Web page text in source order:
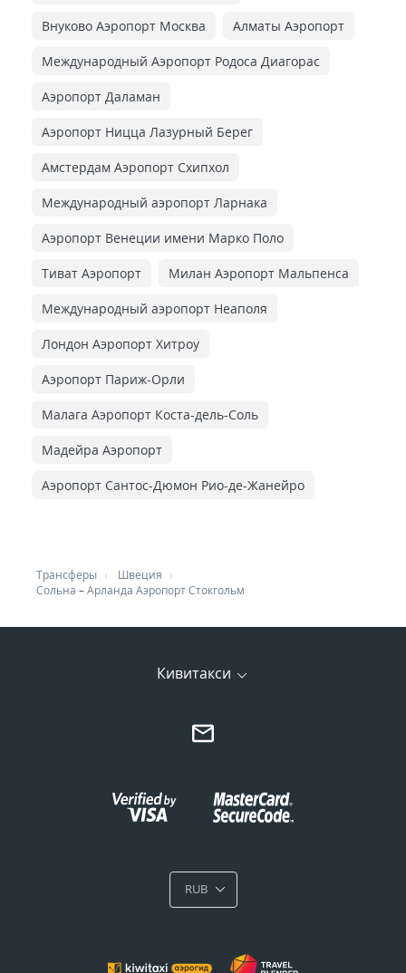
Внуково Аэропорт Москва Алматы Аэропорт
Международный Аэропорт Родоса Диагорас
Аэропорт Даламан
Аэропорт Ницца Лазурный Берег
Амстердам Аэропорт Схипхол
Международный аэропорт Ларнака
Аэропорт Венеции имени Марко Поло
Тиват Аэропорт Милан Аэропорт Мальпенса
Международный аэропорт Неаполя
Лондон Аэропорт Хитроу
Аэропорт Париж-Орли
Малага Аэропорт Коста-дель-Соль
Мадейра Аэропорт
Аэропорт Сантос-Дюмон Рио-де-Жанейро
Трансферы
Швеция
Сольна –Арланда Аэропорт Стокгольм
Кивитакси
RUB